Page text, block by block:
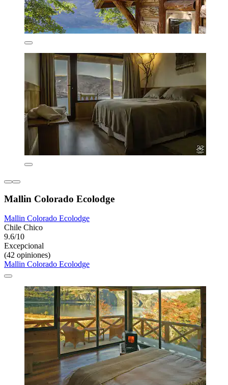
Mallin Colorado Ecolodge
Mallin Colorado Ecolodge
Chile Chico
9.6/10
Excepcional
(42 opiniones)
Mallin Colorado Ecolodge